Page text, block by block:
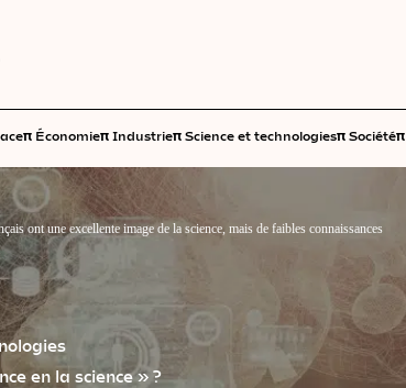
π Économieπ Industrieπ Science et technologiesπ Sociétéπ
ont une excellente image de la science, mais de faibles connaissances
en la science » ?